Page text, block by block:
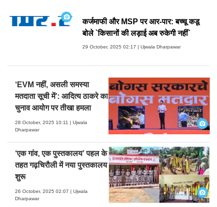
कर्जमाफी और MSP पर आर-पार: बच्चू कडू
बोले `किसानों की लड़ाई अब रुकेगी नहीं`
29 October, 2025 02:17 | Ujwala Dharpawar
‘EVM नहीं, असली समस्या
मतदाता सूची में’: आदित्य ठाकरे का
चुनाव आयोग पर तीखा हमला
28 October, 2025 10:11 | Ujwala
Dharpawar
‘एक गांव, एक पुस्तकालय’ पहल के
तहत गढ़चिरौली में नया पुस्तकालय
शुरू
26 October, 2025 02:07 | Ujwala
Dharpawar